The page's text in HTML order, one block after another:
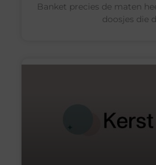
Banket precies de maten
doosjes die